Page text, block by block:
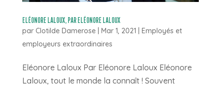
ELÉONORE LALOUX, PAR ELÉONORE LALOUX
par Clotilde Damerose| Mar 1, 2021
Employés et
employeurs extraordinaires
Eléonore Laloux Par Eléonore Laloux Eléonore
Laloux, tout le monde la connaît ! Souvent